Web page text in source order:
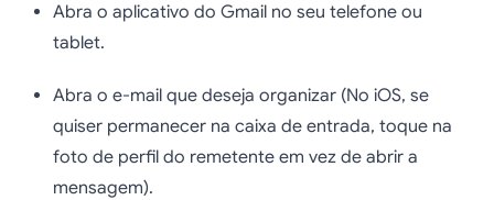
Abra o aplicativo do Gmail no seu telefone ou
tablet.
Abra o e-mail que deseja organizar (No iOS, se
quiser permanecer na caixa de entrada, toque na
foto de perfil do remetente em vez de abrir a
mensagem).